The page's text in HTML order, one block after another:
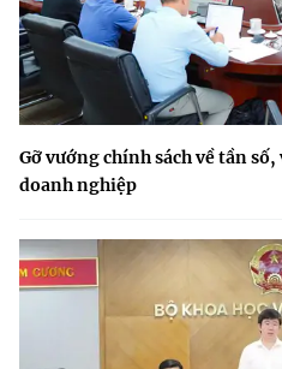
Gỡ vướng chính sách về tần
doanh nghiệp